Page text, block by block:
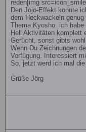
reden[img
Den Jojo-Effekt konnte
dem Heckwackeln genug
Thema Kyosho: ich
Heli Aktivitäten komplett
Gerücht, sonst gibts
Wenn Du Zeichnungen
Verfügung. Interessiert
So, jetzt werd ich mal
Grüße Jörg